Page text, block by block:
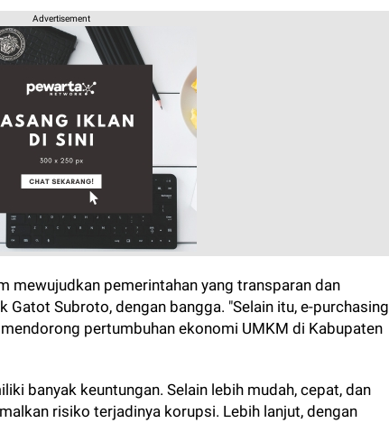
Advertisement
mewujudkan pemerintahan yang transparan dan
Gatot Subroto, dengan bangga. "Selain itu, e-purchasing
pertumbuhan ekonomi UMKM di Kabupaten
banyak keuntungan. Selain lebih mudah, cepat, dan
risiko terjadinya korupsi. Lebih lanjut, dengan